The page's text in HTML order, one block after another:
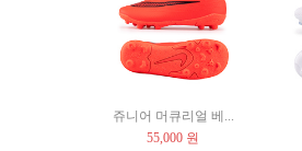
쥬니어 머큐리얼 베...
55,000 원